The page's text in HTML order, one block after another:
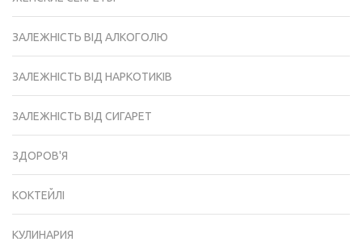
ЗАЛЕЖНІСТЬ ВІД АЛКОГОЛЮ
ЗАЛЕЖНІСТЬ ВІД НАРКОТИКІВ
ЗАЛЕЖНІСТЬ ВІД СИГАРЕТ
ЗДОРОВ'Я
КОКТЕЙЛІ
КУЛИНАРИЯ